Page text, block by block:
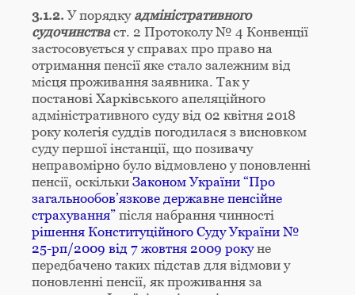
3.1.2. У порядку адміністративного
судочинстваст. 2 Протоколу № 4 Конвенції
застосовується у справах про право на
отримання пенсії яке стало залежним від
місця проживання заявника. Так у
постанові Харківського апеляційного
адміністративного суду від 02 квітня 2018
року колегія суддів погодилася з висновком
суду першої інстанції, що позивачу
неправомірно було відмовлено у поновленні
пенсії, оскільки Законом України “Про
загальнообов’язкове державне пенсійне
страхування” після набрання чинності
рішення Конституційного Суду України №
25-рп/2009 від 7 жовтня 2009 рокуне
передбачено таких підстав для відмови у
поновленні пенсії, як проживання за